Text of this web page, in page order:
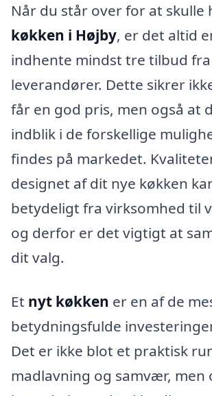
Når du står over for at skulle
køkken i Højby, er det altid
indhente mindst tre tilbud
leverandører. Dette sikrer
får en god pris, men også at
indblik i de forskellige
findes på markedet.
designet af dit nye køkken
betydeligt fra virksomhed til
og derfor er det vigtigt at
dit valg.
Et nyt køkken er en af de
betydningsfulde
Det er ikke blot et praktisk
madlavning og samvær, men